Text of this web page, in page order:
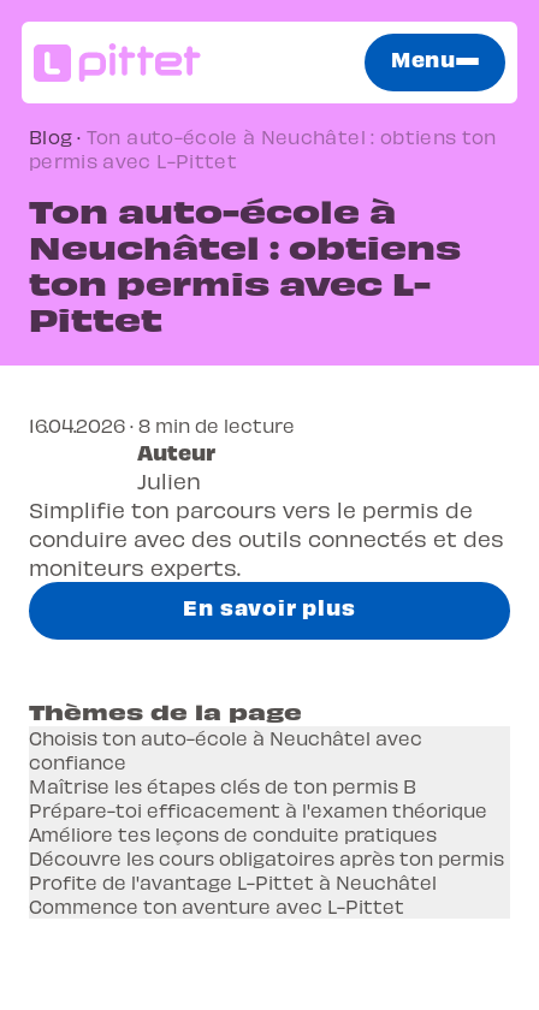
Menu
Blog · Ton auto-école à Neuchâtel : obtiens ton
permis avec L-Pittet
Ton auto-école à
Neuchâtel : obtiens
ton permis avec L-
Pittet
Simplifie ton parcours vers le permis de
conduire avec des outils connectés et des
moniteurs experts.
En savoir plus
16.04.2026 · 8 min de lecture
Auteur
Julien
Thèmes de la page
Choisis ton auto-école à Neuchâtel avec
confiance
Maîtrise les étapes clés de ton permis B
Prépare-toi efficacement à l'examen théorique
Améliore tes leçons de conduite pratiques
Découvre les cours obligatoires après ton permis
Profite de l'avantage L-Pittet à Neuchâtel
Commence ton aventure avec L-Pittet